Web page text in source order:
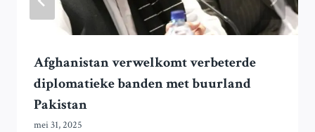
Afghanistan verwelkomt verbeterde
diplomatieke banden met buurland
Pakistan
mei 31, 2025